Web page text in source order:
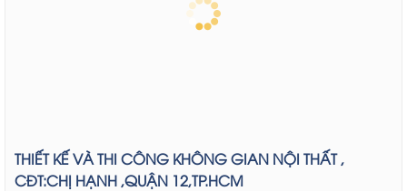
THIẾT KẾ VÀ THI CÔNG KHÔNG GIAN NỘI THẤT ,
CĐT:CHỊ HẠNH ,QUẬN 12,TP.HCM